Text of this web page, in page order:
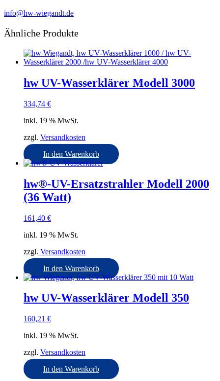
info@hw-wiegandt.de
Ähnliche Produkte
hw UV-Wasserklärer Modell 3000
334,74 €
inkl. 19 % MwSt.
zzgl. Versandkosten
In den Warenkorb
hw®-UV-Ersatzstrahler Modell 2000
(36 Watt)
161,40 €
inkl. 19 % MwSt.
zzgl. Versandkosten
In den Warenkorb
hw UV-Wasserklärer Modell 350
160,21 €
inkl. 19 % MwSt.
zzgl. Versandkosten
In den Warenkorb